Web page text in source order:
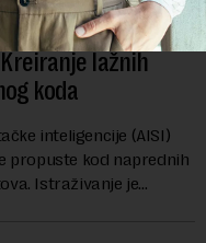
umešani u
lažnih
koda
inteligencije (AISI)
propuste kod naprednih
Istraživanje je